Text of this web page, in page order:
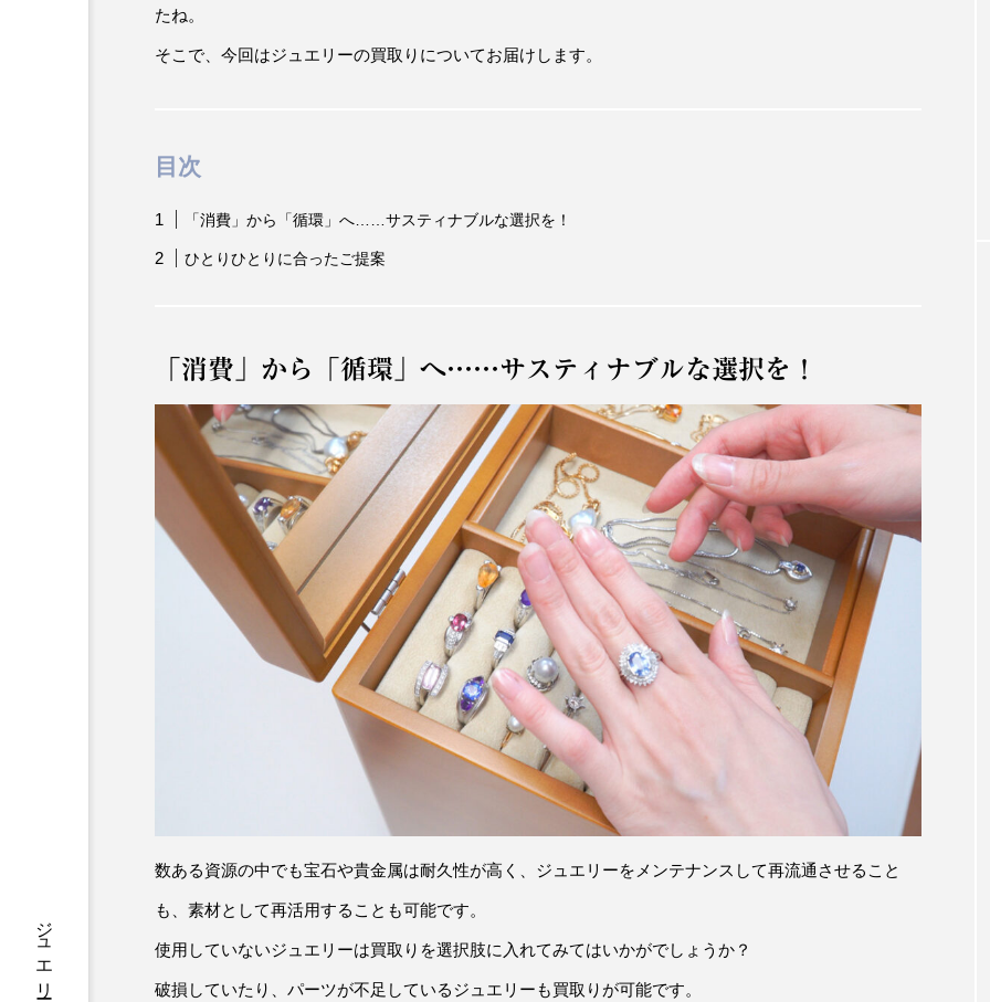
たね。
そこで、今回はジュエリーの買取りについてお届けします。
目次
「消費」から「循環」へ……サスティナブルな選択を！
ひとりひとりに合ったご提案
「消費」から「循環」へ……サスティナブルな選択を！
数ある資源の中でも宝石や貴金属は耐久性が高く、ジュエリーをメンテナンスして再流通させること
も、素材として再活用することも可能です。
使用していないジュエリーは買取りを選択肢に入れてみてはいかがでしょうか？
破損していたり、パーツが不足しているジュエリーも買取りが可能です。